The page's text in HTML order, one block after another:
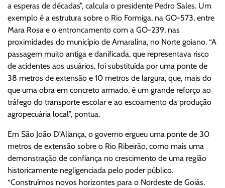
a esperas de décadas”, calcula o presidente Pedro Sales. Um
exemplo é a estrutura sobre o Rio Formiga, na GO-573, entre
Mara Rosa e o entroncamento com a GO-239, nas
proximidades do município de Amaralina, no Norte goiano. “A
passagem muito antiga e danificada, que representava risco
de acidentes aos usuários, foi substituída por uma ponte de
38 metros de extensão e 10 metros de largura, que, mais do
que uma obra em concreto armado, é um grande reforço ao
tráfego do transporte escolar e ao escoamento da produção
agropecuária local”, pontua.
Em São João D’Aliança, o governo ergueu uma ponte de 30
metros de extensão sobre o Rio Ribeirão, como mais uma
demonstração de confiança no crescimento de uma região
historicamente negligenciada pelo poder público.
“Construímos novos horizontes para o Nordeste de Goiás.